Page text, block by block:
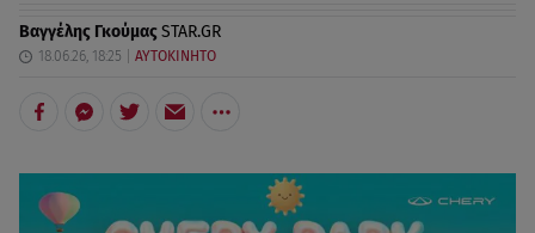
Βαγγέλης ΓκούμαςSTAR.GR
18.06.26, 18:25 ΑΥΤΟΚΙΝΗΤΟ